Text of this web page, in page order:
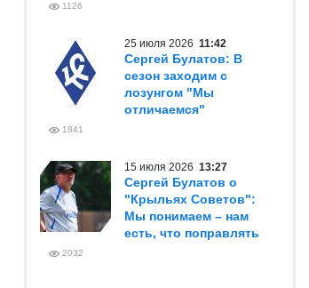
1126
25 июля 2026 11:42
Сергей Булатов: В
сезон заходим с
лозунгом "Мы
отличаемся"
1841
15 июля 2026 13:27
Сергей Булатов о
"Крыльях Советов":
Мы понимаем – нам
есть, что поправлять
2032